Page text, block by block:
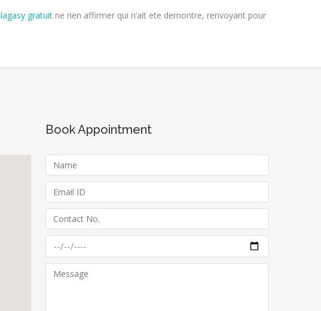
gratuit ne rien affirmer qui n’ait ete demontre, renvoyant pour
Book Appointment